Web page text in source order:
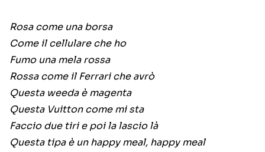
Rosa come una borsa
Come il cellulare che ho
Fumo una mela rossa
Rossa come il Ferrari che avrò
Questa weeda è magenta
Questa Vuitton come mi sta
Faccio due tiri e poi la lascio là
Questa tipa è un happy meal, happy meal